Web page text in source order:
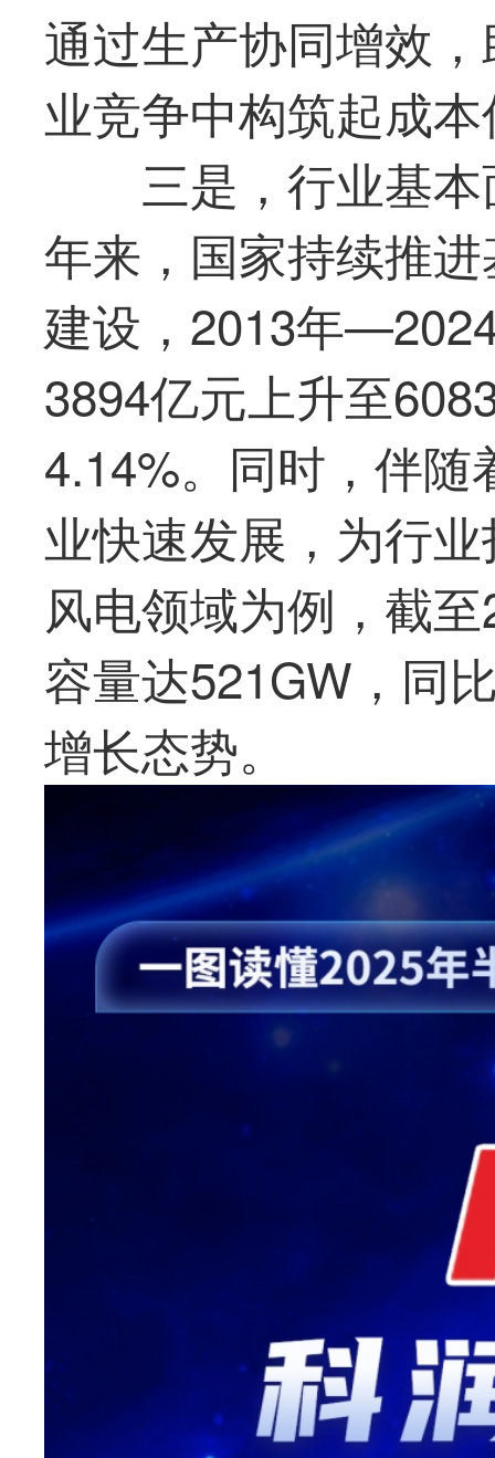
通过生产协同增效
业竞争中构筑起成
三是，行业基
年来，国家持续推
建设，2013年
3894亿元上升至
4.14%。同时，伴
业快速发展，为行
风电领域为例，截
容量达521GW，同
增长态势。